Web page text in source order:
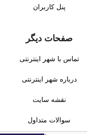
پنل کاربران
صفحات دیگر
تماس با شهر اینترنتی
درباره شهر اینترنتی
نقشه سایت
سوالات متداول